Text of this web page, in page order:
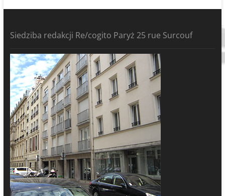
Siedziba redakcji Re/cogito Paryż 25 rue Surcouf